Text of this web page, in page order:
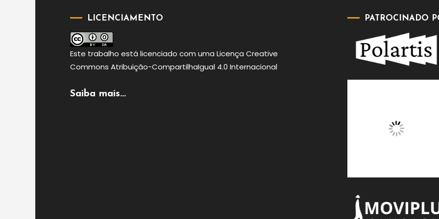
LICENCIAMENTO
Este trabalho está licenciado com uma Licença Creative
Commons Atribuição-CompartilhaIgual 4.0 Internacional
Saiba mais...
PATROCINADO